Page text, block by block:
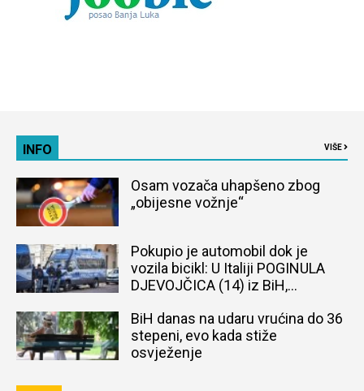
INFO VIŠE
Osam vozača uhapšeno zbog
„obijesne vožnje“
Pokupio je automobil dok je
vozila bicikl: U Italiji POGINULA
DJEVOJČICA (14) iz BiH,
BiH danas na udaru vrućina do 36
stepeni, evo kada stiže
osvježenje